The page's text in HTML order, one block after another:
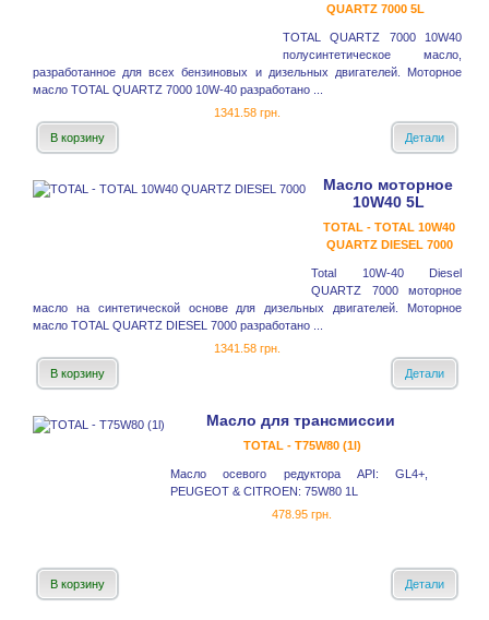
QUARTZ 7000 5L
TOTAL QUARTZ 7000 10W40
полусинтетическое масло,
разработанное для всех бензиновых и дизельных двигателей. Моторное
масло TOTAL QUARTZ 7000 10W-40 разработано ...
1341.58 грн.
В корзину
Детали
Масло моторное
10W40 5L
TOTAL - TOTAL 10W40
QUARTZ DIESEL 7000
Total 10W-40 Diesel
QUARTZ 7000 моторное
масло на синтетической основе для дизельных двигателей. Моторное
масло TOTAL QUARTZ DIESEL 7000 разработано ...
1341.58 грн.
В корзину
Детали
Масло для трансмиссии
TOTAL - T75W80 (1l)
Масло осевого редуктора API: GL4+,
PEUGEOT & CITROEN: 75W80 1L
478.95 грн.
В корзину Детали